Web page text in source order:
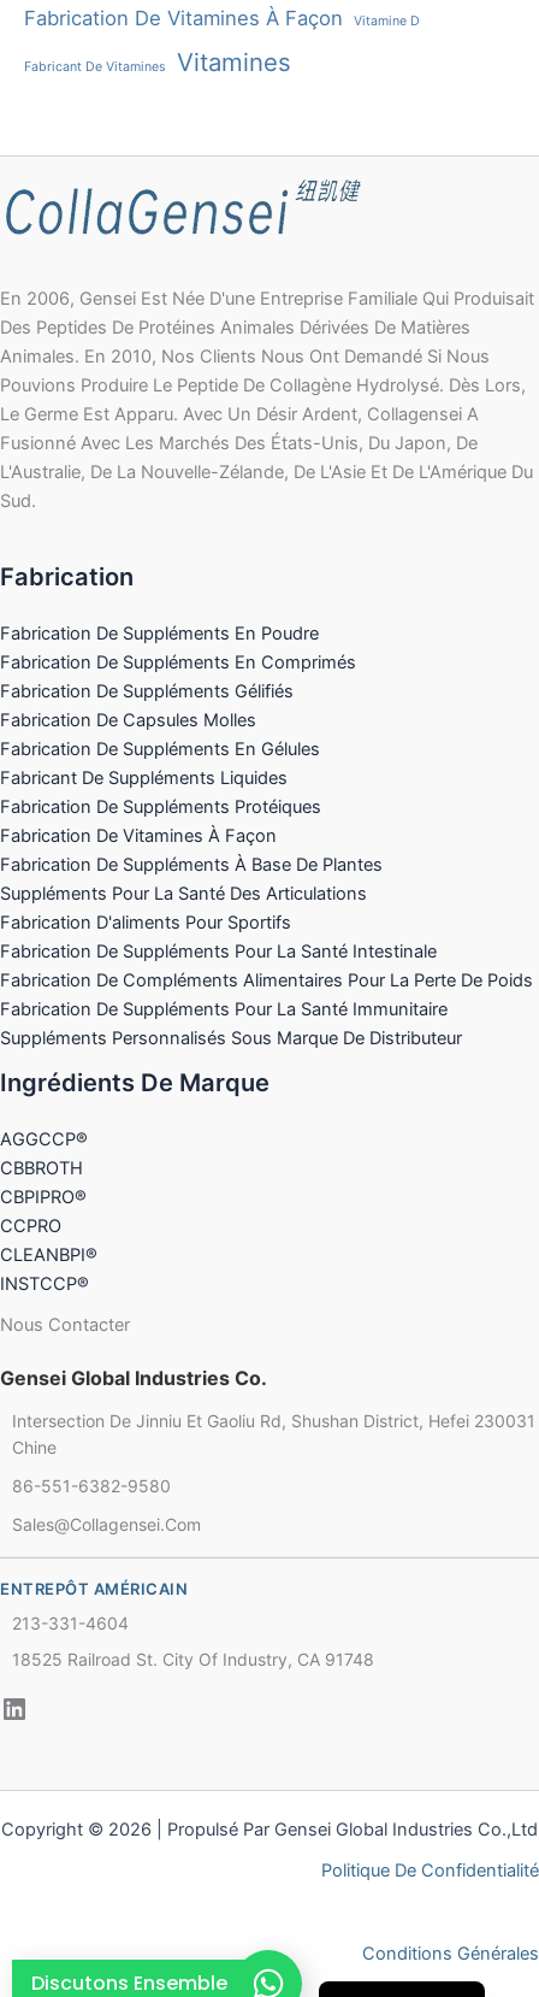
Fabrication De Vitamines À Façon Vitamine D
Fabricant De Vitamines Vitamines
En 2006, Gensei Est Née D'une Entreprise Familiale Qui Produisait
Des Peptides De Protéines Animales Dérivées De Matières
Animales. En 2010, Nos Clients Nous Ont Demandé Si Nous
Pouvions Produire Le Peptide De Collagène Hydrolysé. Dès Lors,
Le Germe Est Apparu. Avec Un Désir Ardent, Collagensei A
Fusionné Avec Les Marchés Des États-Unis, Du Japon, De
L'Australie, De La Nouvelle-Zélande, De L'Asie Et De L'Amérique Du
Sud.
Fabrication
Fabrication De Suppléments En Poudre
Fabrication De Suppléments En Comprimés
Fabrication De Suppléments Gélifiés
Fabrication De Capsules Molles
Fabrication De Suppléments En Gélules
Fabricant De Suppléments Liquides
Fabrication De Suppléments Protéiques
Fabrication De Vitamines À Façon
Fabrication De Suppléments À Base De Plantes
Suppléments Pour La Santé Des Articulations
Fabrication D'aliments Pour Sportifs
Fabrication De Suppléments Pour La Santé Intestinale
Fabrication De Compléments Alimentaires Pour La Perte De Poids
Fabrication De Suppléments Pour La Santé Immunitaire
Suppléments Personnalisés Sous Marque De Distributeur
Ingrédients De Marque
AGGCCP®
CBBROTH
CBPIPRO®
CCPRO
CLEANBPI®
INSTCCP®
Nous Contacter
Gensei Global Industries Co.
Intersection De Jinniu Et Gaoliu Rd, Shushan District, Hefei 230031
Chine
86-551-6382-9580
Sales@collagensei.com
ENTREPÔT AMÉRICAIN
213-331-4604
18525 Railroad St. City Of Industry, CA 91748
Copyright © 2026 | Propulsé Par Gensei Global Industries Co.,Ltd
Politique De Confidentialité
Conditions Générales
Discutons Ensemble
Vietnamese